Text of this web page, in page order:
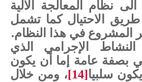
نظام المعالجة الآلية
الاحتيال كما تشمل
المشروع في هذا النظام.
الإجرامي الذي
بصفة عامة إما أن يكون
يكون سلبيا[14]، ومن خلال